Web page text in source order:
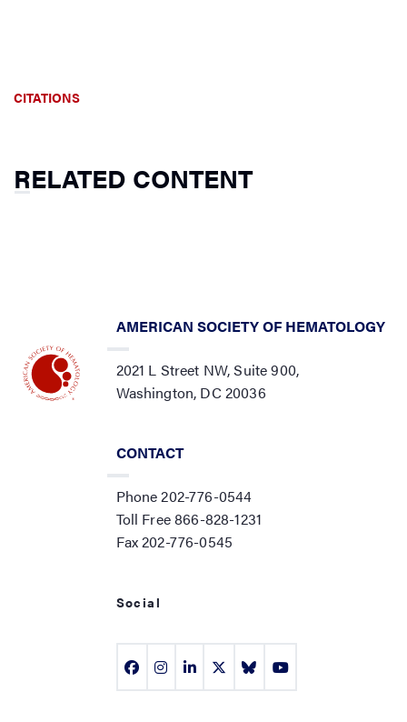
CITATIONS
RELATED CONTENT
AMERICAN SOCIETY OF HEMATOLOGY
2021 L Street NW, Suite 900,
Washington, DC 20036
CONTACT
Phone 202-776-0544
Toll Free 866-828-1231
Fax 202-776-0545
Social